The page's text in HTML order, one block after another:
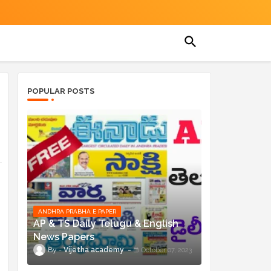
POPULAR POSTS
ANDHRA PRABHA E PAPER
AP & TS Daily Telugu & English
News Papers
Vijetha academy October 07, 2023